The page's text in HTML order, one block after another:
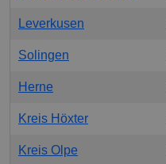
Leverkusen
Solingen
Herne
Kreis Höxter
Kreis Olpe